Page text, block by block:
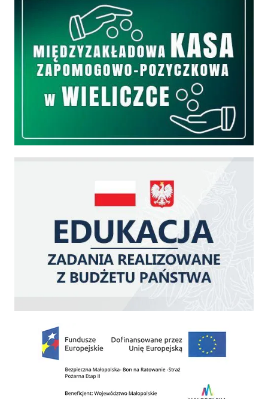
Zakup fabrycznie nowego, średniego samochodu ratowniczo-gaśniczego z